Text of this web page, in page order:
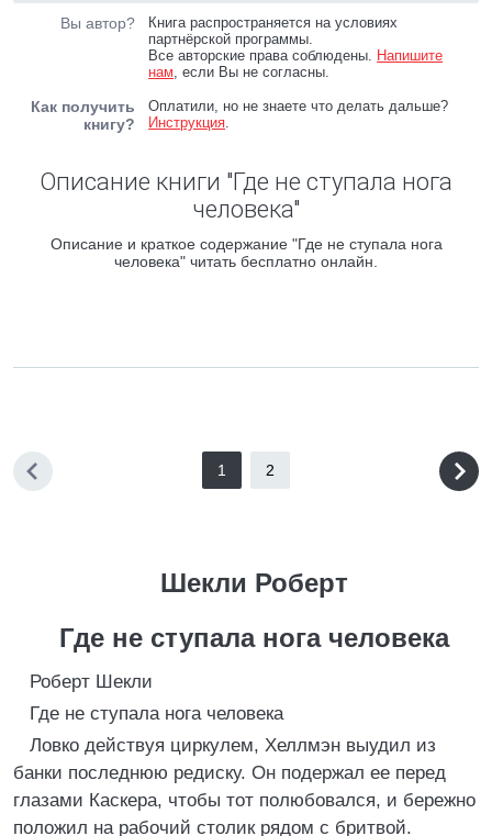
Вы автор?
Книга распространяется на условиях
партнёрской программы.
Все авторские права соблюдены. Напишите
нам, если Вы не согласны.
Как получить
книгу?
Оплатили, но не знаете что делать дальше?
Инструкция.
Описание книги "Где не ступала нога
человека"
Описание и краткое содержание "Где не ступала нога
человека" читать бесплатно онлайн.
1 2
Шекли Роберт
Где не ступала нога человека
Роберт Шекли
Где не ступала нога человека
Ловко действуя циркулем, Хеллмэн выудил из
банки последнюю редиску. Он подержал ее перед
глазами Каскера, чтобы тот полюбовался, и бережно
положил на рабочий столик рядом с бритвой.